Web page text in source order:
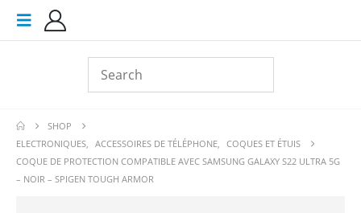
SHOP
ELECTRONIQUES, ACCESSOIRES DE TÉLÉPHONE, COQUES ET ÉTUIS
COQUE DE PROTECTION COMPATIBLE AVEC SAMSUNG GALAXY S22 ULTRA 5G
– NOIR – SPIGEN TOUGH ARMOR